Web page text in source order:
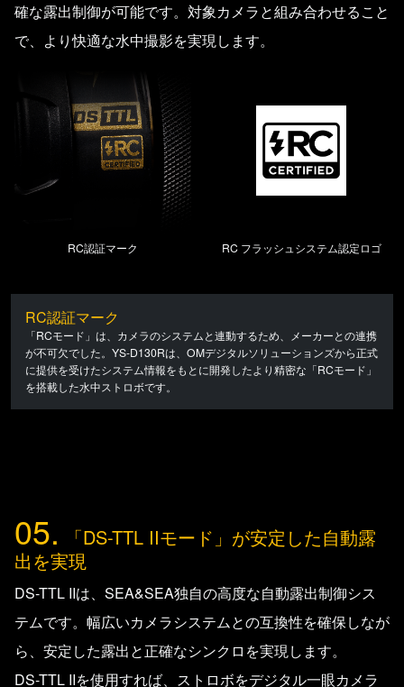
確な露出制御が可能です。対象カメラと組み合わせること
で、より快適な水中撮影を実現します。
RC認証マーク RC フラッシュシステム認定ロゴ
RC認証マーク
「RCモード」は、カメラのシステムと連動するため、メーカーとの連携
が不可欠でした。YS-D130Rは、OMデジタルソリューションズから正式
に提供を受けたシステム情報をもとに開発したより精密な「RCモード」
を搭載した水中ストロボです。
05.
「DS-TTL IIモード」が安定した自動露
出を実現
DS-TTL IIは、SEA&SEA独自の高度な自動露出制御シス
テムです。幅広いカメラシステムとの互換性を確保しなが
ら、安定した露出と正確なシンクロを実現します。
DS-TTL IIを使用すれば、ストロボをデジタル一眼カメラ